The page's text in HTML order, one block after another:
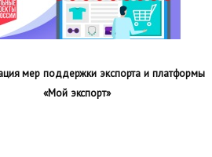
мер поддержки экспорта и платформы
«Мой экспорт»